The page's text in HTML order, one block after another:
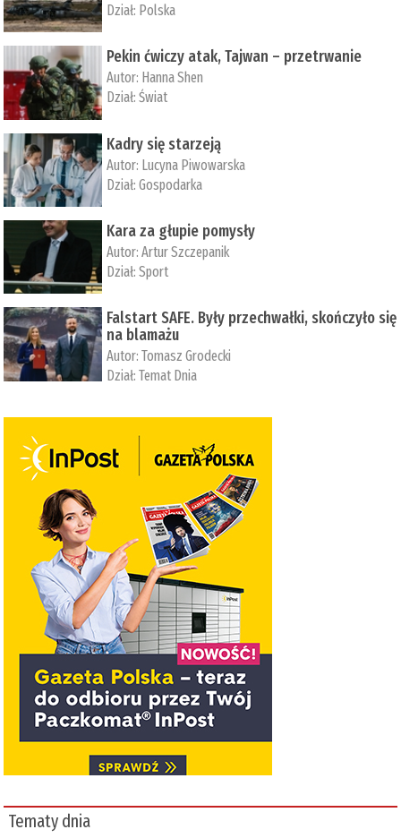
Dział: Polska
Pekin ćwiczy atak, Tajwan – przetrwanie
Autor: ­Hanna Shen
Dział:Świat
Kadry się starzeją
Autor: Lucyna Piwowarska
Dział:Gospodarka
Kara za głupie pomysły
Autor:Artur Szczepanik
Dział:Sport
Falstart SAFE. Były przechwałki, skończyło się
na blamażu
Autor:Tomasz Grodecki
Dział:Temat Dnia
Tematy dnia